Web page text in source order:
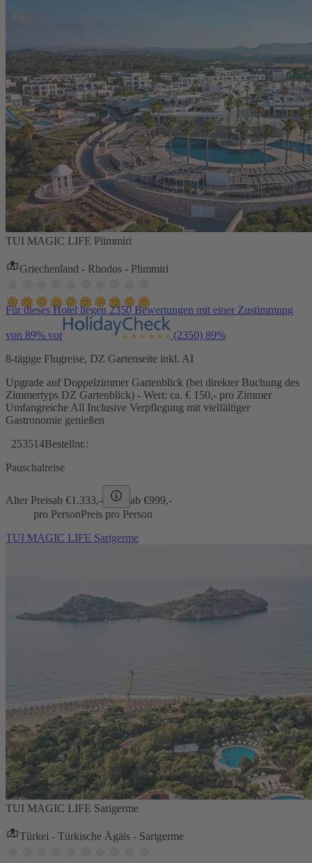
TUI MAGIC LIFE Plimmiri
Griechenland - Rhodos - Plimmiri
Für dieses Hotel liegen 2350 Bewertungen mit einer Zustimmung
von 89% vor (2350) 89%
8-tägige Flugreise, DZ Gartenseite inkl. AI
Upgrade auf Doppelzimmer Gartenblick (bei direkter Buchung des
Zimmertyps DZ Gartenblick) - Wert: ca. € 150,- pro Zimmer
Umfangreiche All Inclusive Verpflegung mit vielfältiger
Gastronomie genießen
253514Bestellnr.:
Pauschalreise
Alter Preisab €1.333,- ab €999,-
pro PersonPreis pro Person
TUI MAGIC LIFE Sarigerme
TUI MAGIC LIFE Sarigerme
Türkei - Türkische Ägäis - Sarigerme